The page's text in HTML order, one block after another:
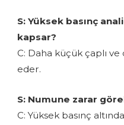
S: Yüksek basınç
kapsar?
C: Daha küçük çaplı
eder.
S: Numune zarar
C: Yüksek basınç